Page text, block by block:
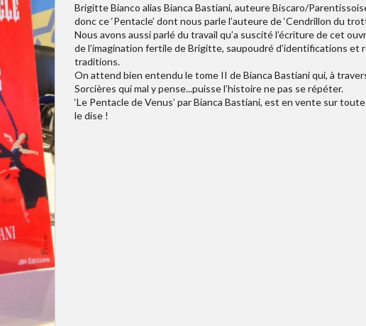
Brigitte Bianco alias Bianca Bastiani, auteure Biscaro/
donc ce ‘Pentacle’ dont nous parle l’auteure de ‘Cendrillon du
Nous avons aussi parlé du travail qu’a suscité l’écriture de cet
de l’imagination fertile de Brigitte, saupoudré d’identifications et
traditions.
On attend bien entendu le tome II de Bianca Bastiani qui, à
Sorcières qui mal y pense...puisse l’histoire ne pas se répéter.
‘Le Pentacle de Venus’ par Bianca Bastiani, est en vente sur
le dise !